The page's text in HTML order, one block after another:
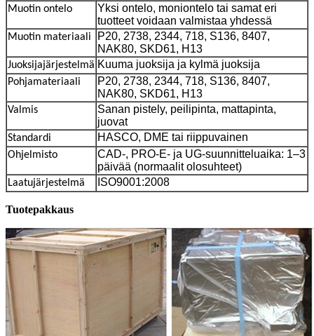
Muotin ontelo
Yksi ontelo, moniontelo tai samat eri
tuotteet voidaan valmistaa yhdessä
Muotin materiaali
P20, 2738, 2344, 718, S136, 8407,
NAK80, SKD61, H13
Juoksijajärjestelmä Kuuma juoksija ja kylmä juoksija
Pohjamateriaali
P20, 2738, 2344, 718, S136, 8407,
NAK80, SKD61, H13
Valmis
Sanan pistely, peilipinta, mattapinta,
juovat
Standardi HASCO, DME tai riippuvainen
Ohjelmisto
CAD-, PRO-E- ja UG-suunnitteluaika: 1–3
päivää (normaalit olosuhteet)
Laatujärjestelmä ISO9001:2008
Tuotepakkaus